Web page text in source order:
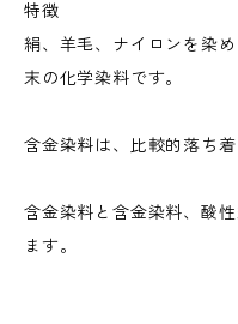
特徴
絹、羊毛、ナイロンを染
末の化学染料です。
含金染料は、比較的落ち
含金染料と含金染料、酸
ます。